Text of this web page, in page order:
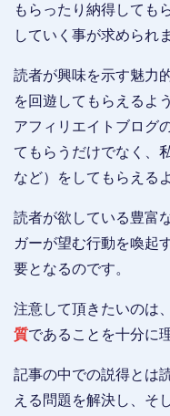
もらったり納得しても
していく事が求められ
読者が興味を示す魅力
を回遊してもらえるよ
アフィリエイトブログ
てもらうだけでなく、
など）をしてもらえる
読者が欲している豊富
ガーが望む行動を喚起
要となるのです。
注意して頂きたいのは、
質であることを十分に
記事の中での説得とは
える問題を解決し、そ